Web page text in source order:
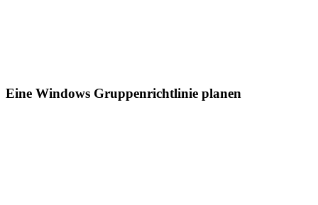
Eine Windows Gruppenrichtlinie planen